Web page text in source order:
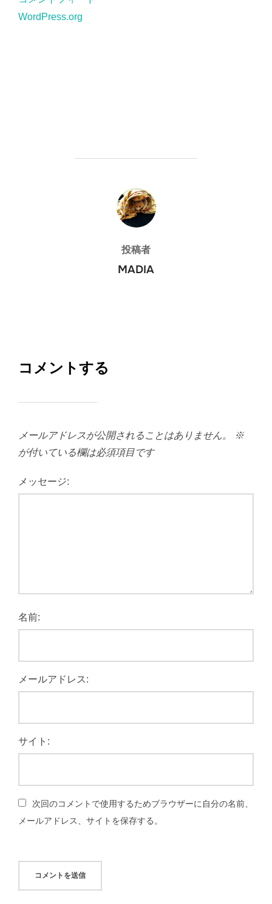
WordPress.org
投稿者
投稿者
MADIA
コメントする
メールアドレスが公開されることはありません。
※
が付いている欄は必須項目です
メッセージ:
名前:
メールアドレス:
サイト:
次回のコメントで使用するためブラウザーに自分の名前、
メールアドレス、サイトを保存する。